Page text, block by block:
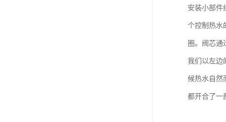
安装小部件
个控制热水
圈。阀芯通
我们以左边
候热水自然
都开合了一